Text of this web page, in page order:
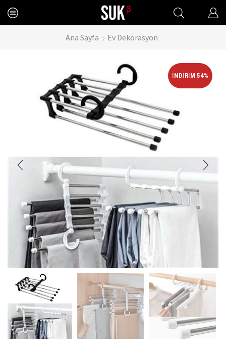
Ana Sayfa Ev Dekorasyon
İNDIRIM 54%